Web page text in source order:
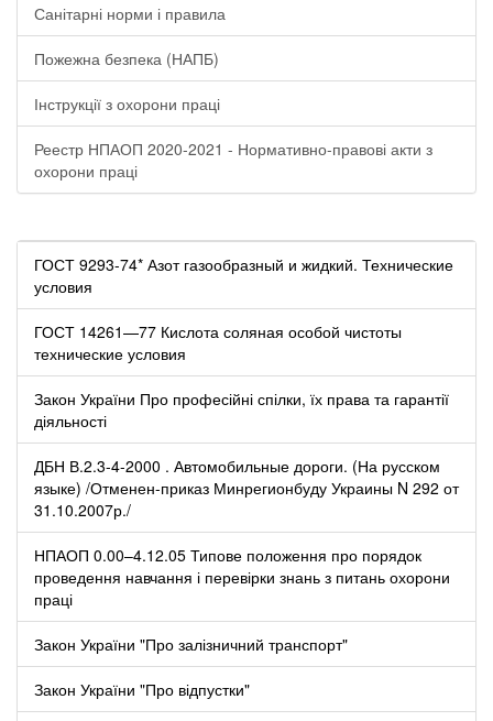
Санітарні норми і правила
Пожежна безпека (НАПБ)
Інструкції з охорони праці
Реестр НПАОП 2020-2021 - Нормативно-правові акти з
охорони праці
ГОСТ 9293-74* Азот газообразный и жидкий. Технические
условия
ГОСТ 14261—77 Кислота соляная особой чистоты
технические условия
Закон України Про професійні спілки, їх права та гарантії
діяльності
ДБН В.2.3-4-2000 . Автомобильные дороги. (На русском
языке) /Отменен-приказ Минрегионбуду Украины N 292 от
31.10.2007р./
НПАОП 0.00–4.12.05 Типове положення про порядок
проведення навчання і перевірки знань з питань охорони
праці
Закон України "Про залізничний транспорт"
Закон України "Про відпустки"